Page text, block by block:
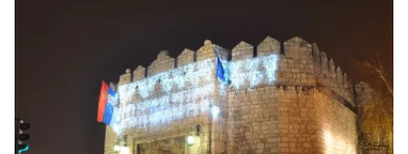
Continuați cu e-mailul